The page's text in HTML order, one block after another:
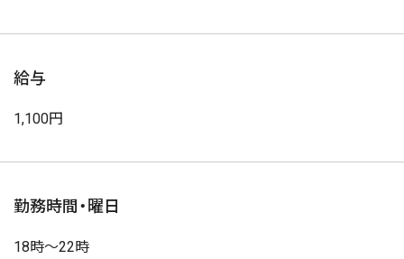
給与
1,100円
勤務時間・曜日
18時～22時